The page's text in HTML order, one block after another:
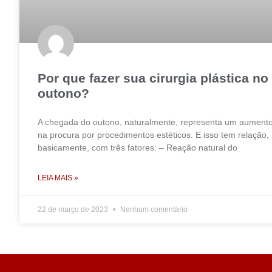
Por que fazer sua cirurgia plástica no
outono?
A chegada do outono, naturalmente, representa um
na procura por procedimentos estéticos. E isso tem relação,
basicamente, com três fatores: – Reação natural do
LEIA MAIS »
22 de março de 2023 Nenhum comentário